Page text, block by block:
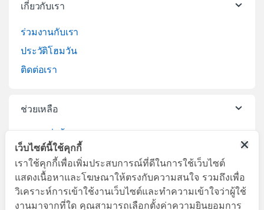
เกี่ยวกับเรา
ร่วมงานกับเรา
ประวัติโฮมวัน
ติดต่อเรา
ช่วยเหลือ
บริการจัดส่งสินค้า
เปลี่ยนคืนสินค้า
เว็บไซต์นี้ใช้คุกกี้
เราใช้คุกกี้เพื่อเพิ่มประสบการณ์ที่ดีในการใช้เว็บไซต์
แสดงเนื้อหาและโฆษณาให้ตรงกับความสนใจ รวมถึงเพื่อ
วิเคราะห์การเข้าใช้งานเว็บไซต์และทำความเข้าใจว่าผู้ใช้
งานมาจากที่ใด คุณสามารถเลือกตั้งค่าความยินยอมการ